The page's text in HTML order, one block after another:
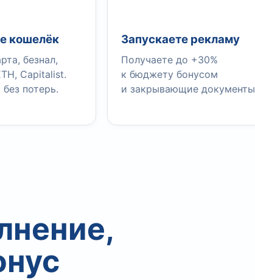
кошелёк
безнал,
Capitalist.
потерь.
Запускаете рекламу
Получаете до +30%
к бюджету бонусом
и закрывающие документы